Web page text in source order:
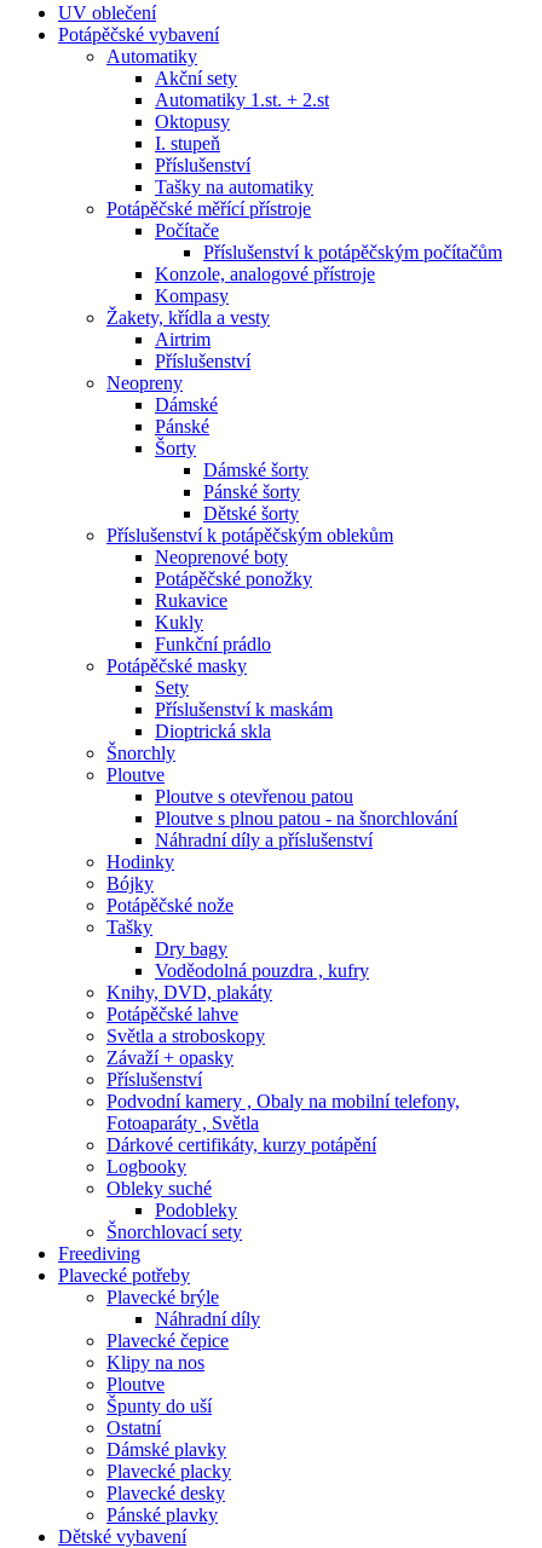
UV oblečení
Potápěčské vybavení
Automatiky
Akční sety
Automatiky 1.st. + 2.st
Oktopusy
I. stupeň
Příslušenství
Tašky na automatiky
Potápěčské měřící přístroje
Počítače
Příslušenství k potápěčským počítačům
Konzole, analogové přístroje
Kompasy
Žakety, křídla a vesty
Airtrim
Příslušenství
Neopreny
Dámské
Pánské
Šorty
Dámské šorty
Pánské šorty
Dětské šorty
Příslušenství k potápěčským oblekům
Neoprenové boty
Potápěčské ponožky
Rukavice
Kukly
Funkční prádlo
Potápěčské masky
Sety
Příslušenství k maskám
Dioptrická skla
Šnorchly
Ploutve
Ploutve s otevřenou patou
Ploutve s plnou patou - na šnorchlování
Náhradní díly a příslušenství
Hodinky
Bójky
Potápěčské nože
Tašky
Dry bagy
Voděodolná pouzdra , kufry
Knihy, DVD, plakáty
Potápěčské lahve
Světla a stroboskopy
Závaží + opasky
Příslušenství
Podvodní kamery , Obaly na mobilní telefony,
Fotoaparáty , Světla
Dárkové certifikáty, kurzy potápění
Logbooky
Obleky suché
Podobleky
Šnorchlovací sety
Freediving
Plavecké potřeby
Plavecké brýle
Náhradní díly
Plavecké čepice
Klipy na nos
Ploutve
Špunty do uší
Ostatní
Dámské plavky
Plavecké placky
Plavecké desky
Pánské plavky
Dětské vybavení